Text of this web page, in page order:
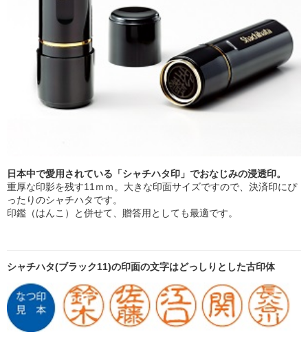
日本中で愛用されている「シャチハタ印 」でおなじみの浸透印。
重厚な印影を残す11ｍｍ。大きな印面サイズですので、決済印にぴ
ったりのシャチハタです。
印鑑（はんこ）と併せて、贈答用としても最適です。
シャチハタ(ブラック11)の印面の文字はどっしりとした古印体